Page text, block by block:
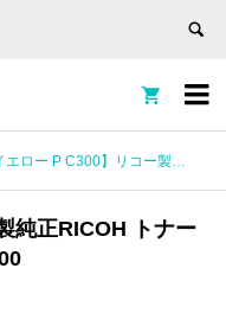


ー P C300】リコー製純正RICOH トナーカートリッジ イエロー P C300
純正RICOH トナー